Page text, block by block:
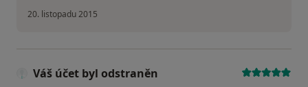
20. listopadu 2015
Váš účet byl odstraněn